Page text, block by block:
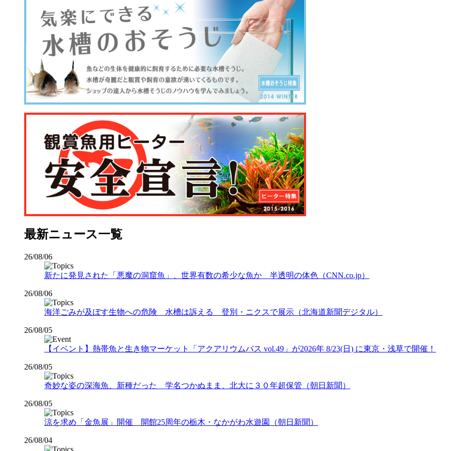
最新ニュース一覧
26/08/06
新たに発見された「悪魔の洞窟魚」、世界有数の希少な魚か 半透明の体色（CNN.co.jp）
26/08/06
海洋ごみが及ぼす生物への危険 水槽は訴える 登別・ニクスで展示（北海道新聞デジタル）
26/08/05
【イベント】熱帯魚と生き物マーケット「アクアリウムバス vol.49」が2026年 8/23(日) に東京・浅草で開催！
26/08/05
奇妙な姿の深海魚、新種だった 学名つかぬまま、北大に３０年超保管（朝日新聞）
26/08/05
涼を求め「金魚展」開催 開館25周年の栃木・なかがわ水遊園（朝日新聞）
26/08/04